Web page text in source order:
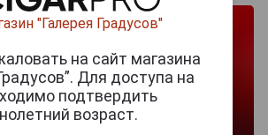
"Галерея Градусов"
на сайт магазина
Для доступа на
подтвердить
возраст.